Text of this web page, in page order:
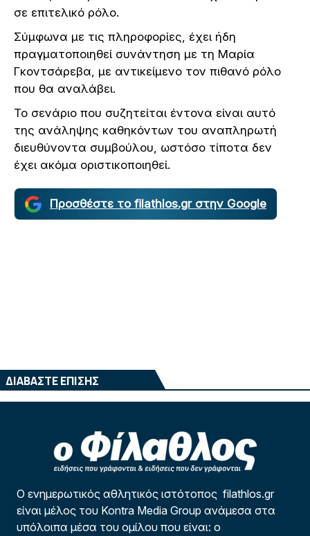
σε επιτελικό ρόλο.
Σύμφωνα με τις πληροφορίες, έχει ήδη
πραγματοποιηθεί συνάντηση με τη Μαρία
Γκοντσάρεβα, με αντικείμενο τον πιθανό ρόλο
που θα αναλάβει.
Το σενάριο που συζητείται έντονα είναι αυτό
της ανάληψης καθηκόντων του αναπληρωτή
διευθύνοντα συμβούλου, ωστόσο τίποτα δεν
έχει ακόμα οριστικοποιηθεί.
Προσθέστε το filathlos.gr στην Google
ΔΙΑΒΑΣΤΕ ΕΠΙΣΗΣ
Ο ενημερωτικός αθλητικός ιστότοπος filathlos.gr
είναι μέλος του Kontra Media Group ανάμεσα στα
υπόλοιπα μέσα του ομίλου που είναι: ο